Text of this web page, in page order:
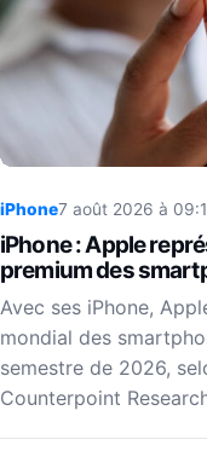
iPhone7 août 2026 à
iPhone : Apple
premium des
Avec ses iPhone,
mondial des
semestre de 2026,
Counterpoint